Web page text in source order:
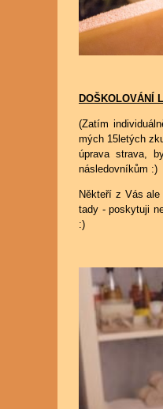
DOŠKOLOVÁNÍ
(Zatím
mých 15letých
úprava strava,
následovníkům :)
Někteří z Vás
tady - poskytuji
:)